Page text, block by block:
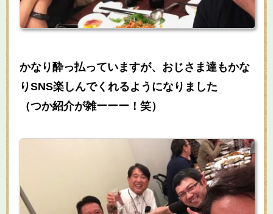
かなり酔っ払っていますが、おじさま達もかな
りSNS楽しんでくれるようになりました
（つか紹介が雑ーーー！笑）